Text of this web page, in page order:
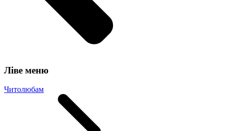
Ліве меню
Читолюбам